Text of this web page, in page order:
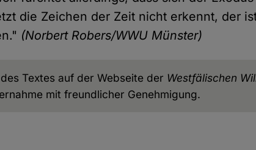
die Zeichen der Zeit nicht erkennt, der
(Norbert Robers/WWU Münster)
des Textes auf der Webseite der Westfälischen
mit freundlicher Genehmigung.